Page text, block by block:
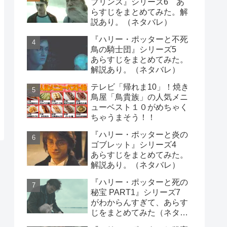
プリンス』シリーズ6 あ
らすじをまとめてみた。解
説あり。（ネタバレ）
『ハリー・ポッターと不死
鳥の騎士団』シリーズ5
あらすじをまとめてみた。
解説あり。（ネタバレ）
テレビ「帰れま10」！焼き
鳥屋「鳥貴族」の人気メニ
ューベスト１０がめちゃく
ちゃうまそう！！
『ハリー・ポッターと炎の
ゴブレット』シリーズ4
あらすじをまとめてみた。
解説あり。（ネタバレ）
『ハリー・ポッターと死の
秘宝 PART1』シリーズ7
がわからんすぎて、あらす
じをまとめてみた（ネタバ